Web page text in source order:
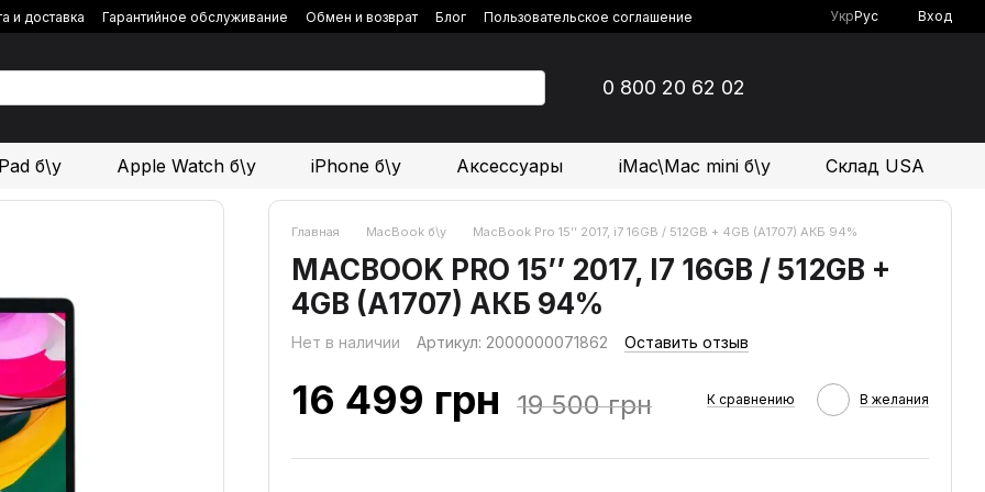
и доставка Гарантийное обслуживание Обмен и возврат Блог
Пользовательское соглашение
УкрРус Вход
0 800 20 62 02
б\у Apple Watch б\у iPhone б\у Аксессуары iMac\Mac mini б\у Склад USA
Главная MacBook б\у MacBook Pro 15’’ 2017, i7 16GB / 512GB + 4GB (A1707) АКБ 94%
MACBOOK PRO 15’’ 2017, I7 16GB / 512GB +
4GB (A1707) АКБ 94%
Нет в наличии Артикул: 2000000071862 Оставить отзыв
16 499 грн 19 500 грн К сравнению В желания